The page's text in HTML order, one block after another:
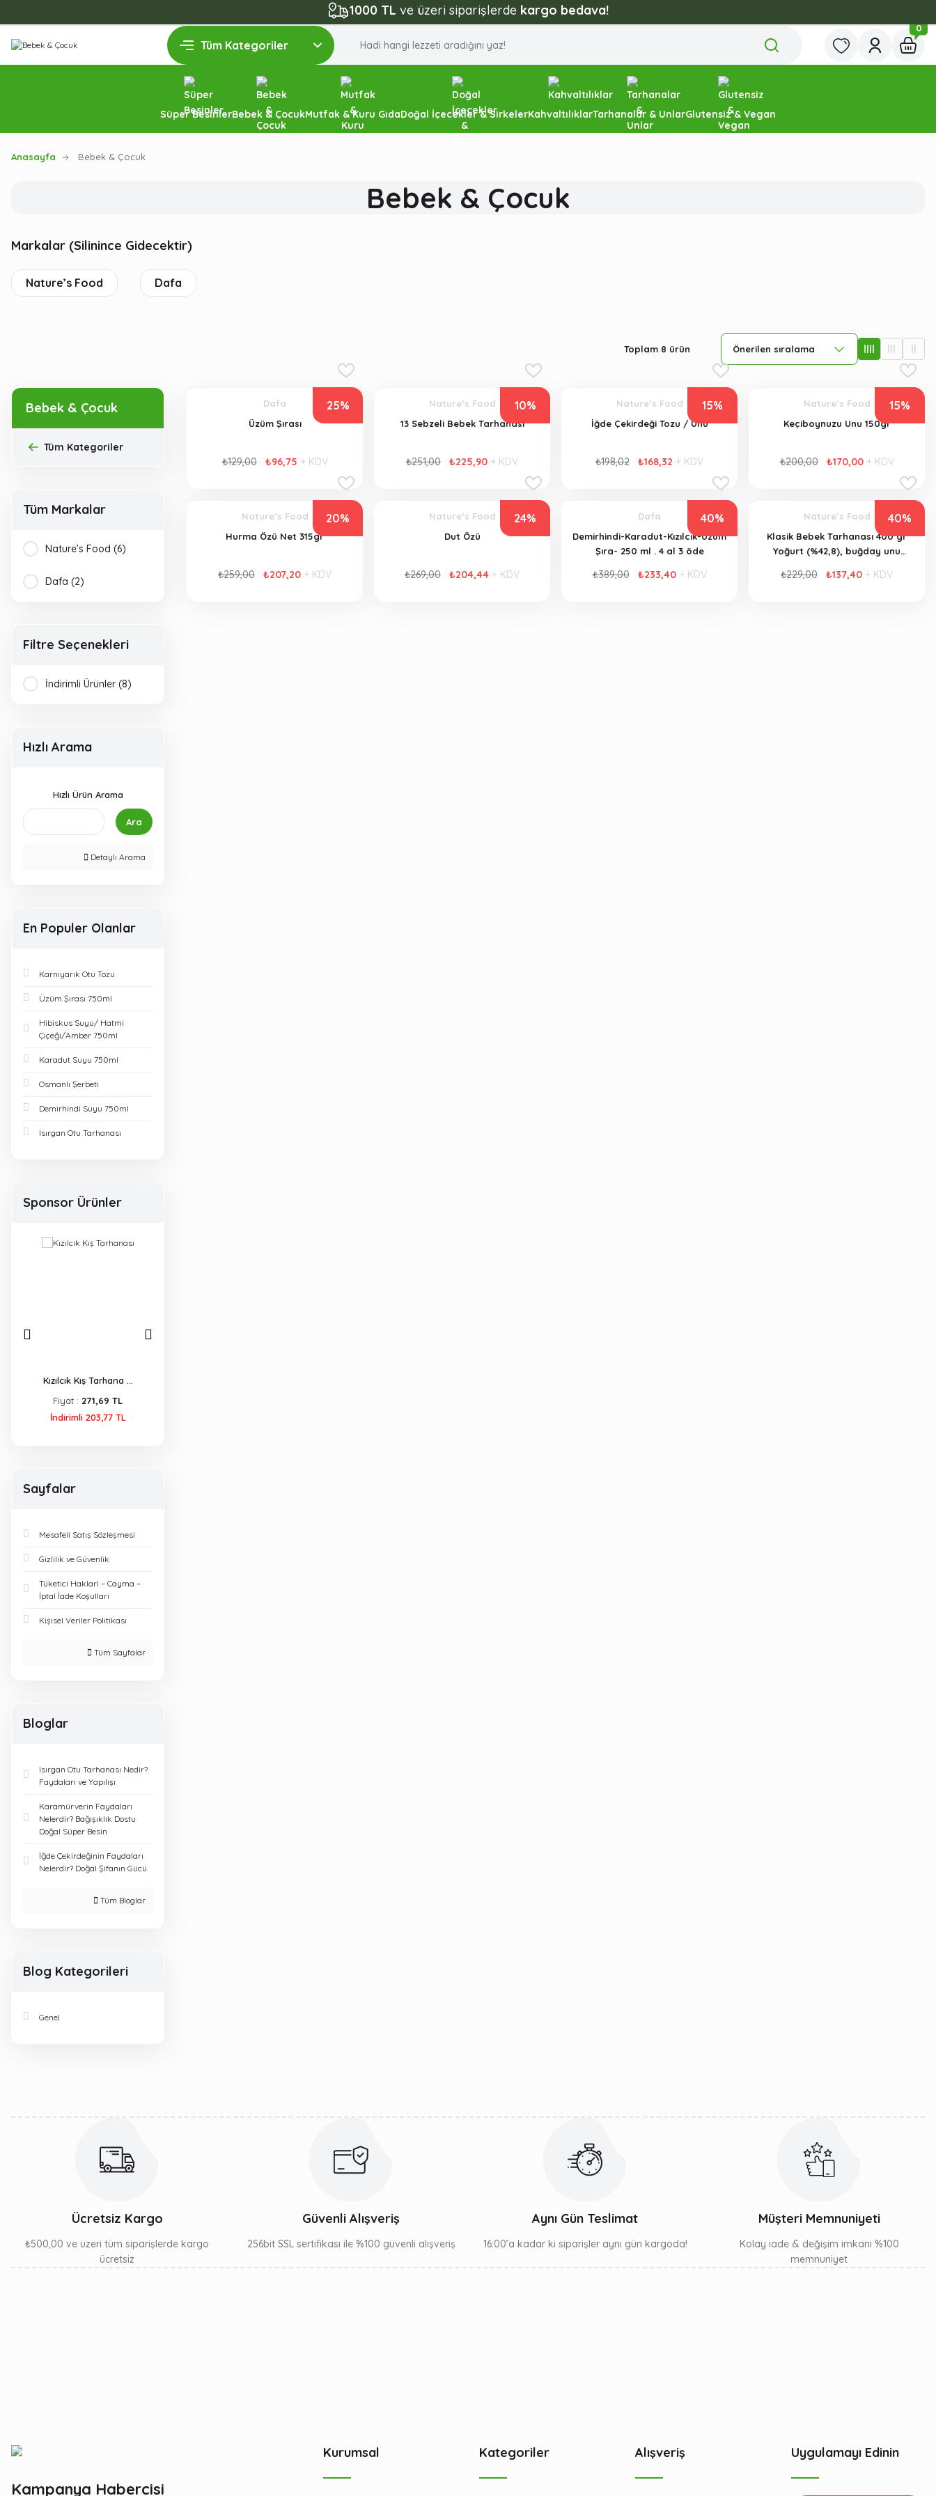
1000 TL ve üzeri siparişlerde kargo bedava!
0
Süper BesinlerBebek & ÇocukMutfak & Kuru GıdaDoğal İçecekler & SirkelerKahvaltılıklarTarhanalar & UnlarGlutensiz & Vegan
Anasayfa Bebek & Çocuk
Bebek & Çocuk
Markalar (Silinince Gidecektir)
Nature’s Food Dafa
Toplam 8 ürün
Bebek & Çocuk
Tüm Kategoriler
Tüm Markalar
Nature’s Food (6)
Dafa (2)
Filtre Seçenekleri
İndirimli Ürünler (8)
Hızlı Arama
Hızlı Ürün Arama
Ara
Detaylı Arama
En Populer Olanlar
Karnıyarık Otu Tozu
Üzüm Şırası 750ml
Hibiskus Suyu/ Hatmi
Çiçeği/Amber 750ml
Karadut Suyu 750ml
Osmanlı Şerbeti
Demirhindi Suyu 750ml
Isırgan Otu Tarhanası
Sponsor Ürünler
Kızılcık Kış Tarhana ...
Fiyat : 271,69 TL
İndirimli 203,77 TL
Sayfalar
Mesafeli Satış Sözleşmesi
Gizlilik ve Güvenlik
Tüketici Haklari – Cayma –
İptal İade Koşullari
Kişisel Veriler Politikası
Tüm Sayfalar
Bloglar
Isırgan Otu Tarhanası Nedir?
Faydaları ve Yapılışı
Karamürverin Faydaları
Nelerdir? Bağışıklık Dostu
Doğal Süper Besin
İğde Çekirdeğinin Faydaları
Nelerdir? Doğal Şifanın Gücü
Tüm Bloglar
Blog Kategorileri
Genel
25%
Dafa
Üzüm Şırası
₺129,00 ₺96,75 + KDV
10%
Nature’s Food
13 Sebzeli Bebek Tarhanası
₺251,00 ₺225,90 + KDV
15%
Nature’s Food
İğde Çekirdeği Tozu / Unu
₺198,02 ₺168,32 + KDV
15%
Nature’s Food
Keçiboynuzu Unu 150gr
₺200,00 ₺170,00 + KDV
20%
Nature’s Food
Hurma Özü Net 315gr
₺259,00 ₺207,20 + KDV
24%
Nature’s Food
Dut Özü
₺269,00 ₺204,44 + KDV
40%
Dafa
Demirhindi-Karadut-Kızılcık-Üzüm
Şıra- 250 ml . 4 al 3 öde
₺389,00 ₺233,40 + KDV
40%
Nature’s Food
Klasik Bebek Tarhanası 400 gr
Yoğurt (%42,8), buğday unu
₺229,00 ₺137,40 + KDV
Ücretsiz Kargo
₺500,00 ve üzeri tüm siparişlerde kargo
ücretsiz
Güvenli Alışveriş
256bit SSL sertifikası ile %100 güvenli alışveriş
Aynı Gün Teslimat
16:00’a kadar ki siparişler aynı gün kargoda!
Müşteri Memnuniyeti
Kolay iade & değişim imkanı %100
memnuniyet
Kampanya Habercisi
Kurumsal Kategoriler Alışveriş Uygulamayı Edinin